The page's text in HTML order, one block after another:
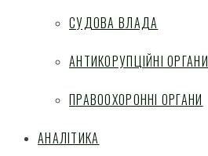
СУДОВА ВЛАДА
АНТИКОРУПЦІЙНІ ОРГАНИ
ПРАВООХОРОННІ ОРГАНИ
АНАЛІТИКА